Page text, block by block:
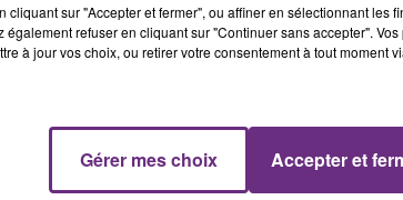
7h00 - 11h00
BEST OF
cliquant sur "Accepter et fermer", ou affiner en sélectionnant les
également refuser en cliquant sur "Continuer sans accepter".
à jour vos choix, ou retirer votre consentement à tout moment
Gérer mes choix Accepter et